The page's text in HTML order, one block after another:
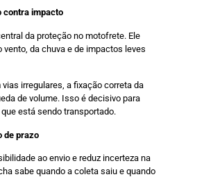
contra impacto
da proteção no motofrete. Ele
vento, da chuva e de impactos leves
irregulares, a fixação correta da
de volume. Isso é decisivo para
está sendo transportado.
de prazo
ao envio e reduz incerteza na
sabe quando a coleta saiu e quando